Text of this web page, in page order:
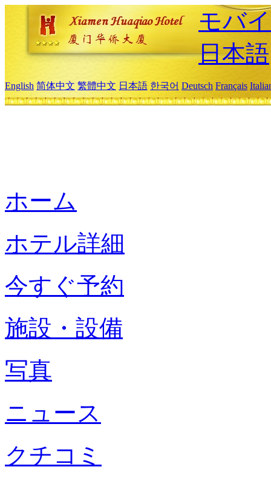
モバ
日本語
English 简体中文 繁體中文 日本語 한국어 Deutsch Français
ホーム
ホテル詳細
今すぐ予約
施設・設備
写真
ニュース
クチコミ